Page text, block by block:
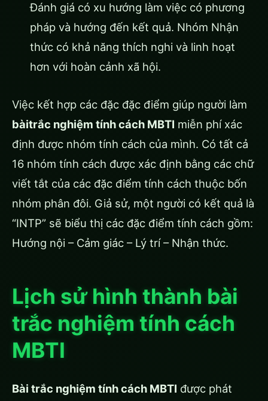
Đánh giá có xu hướng làm việc có phương
pháp và hướng đến kết quả. Nhóm Nhận
thức có khả năng thích nghi và linh hoạt
hơn với hoàn cảnh xã hội.
Việc kết hợp các đặc đặc điểm giúp người làm
bàitrắc nghiệm tính cách MBTI miễn phí xác
định được nhóm tính cách của mình. Có tất cả
16 nhóm tính cách được xác định bằng các chữ
viết tắt của các đặc điểm tính cách thuộc bốn
nhóm phân đôi. Giả sử, một người có kết quả là
“INTP” sẽ biểu thị các đặc điểm tính cách gồm:
Hướng nội – Cảm giác – Lý trí – Nhận thức.
Lịch sử hình thành bài
trắc nghiệm tính cách
MBTI
Bài trắc nghiệm tính cách MBTI được phát